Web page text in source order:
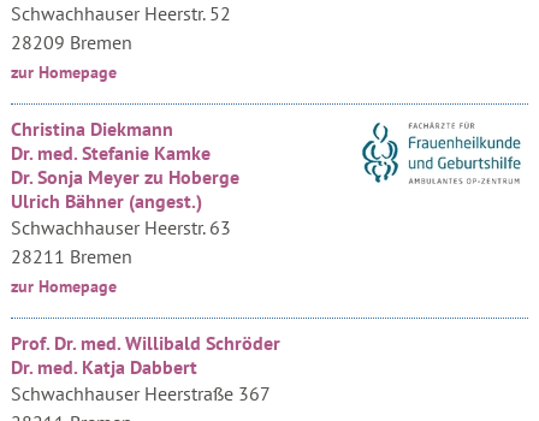
Schwachhauser Heerstr. 52
28209 Bremen
zur Homepage
Christina Diekmann
Dr. med. Stefanie Kamke
Dr. Sonja Meyer zu Hoberge
Ulrich Bähner (angest.)
Schwachhauser Heerstr. 63
28211 Bremen
zur Homepage
Prof. Dr. med. Willibald Schröder
Dr. med. Katja Dabbert
Schwachhauser Heerstraße 367